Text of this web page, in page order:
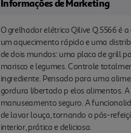
Informações de Marketing
O grelhador elétrico Qilive Q.5566 é
um aquecimento rápido e uma
de dois mundos: uma placa de grill
marisco e legumes. Controle
ingrediente. Pensado para uma
gordura libertado p elos alimentos.
manuseamento seguro. A
de lavar louça, tornando o pós-
interior, prática e deliciosa.